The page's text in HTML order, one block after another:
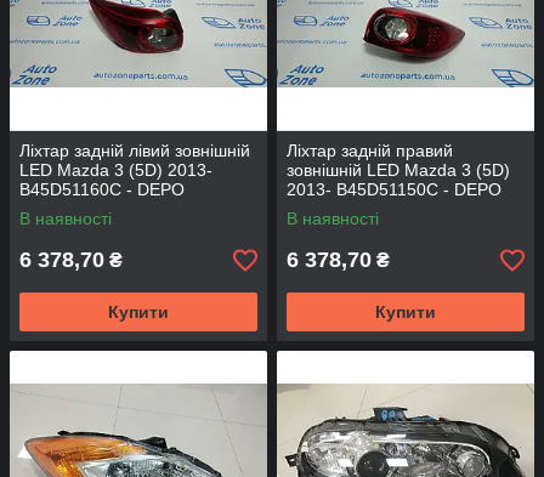
Ліхтар задній лівий зовнішній
LED Mazda 3 (5D) 2013-
B45D51160C - DEPO
В наявності
6 378,70 ₴
Купити
Ліхтар задній правий
зовнішній LED Mazda 3 (5D)
2013- B45D51150C - DEPO
В наявності
6 378,70 ₴
Купити